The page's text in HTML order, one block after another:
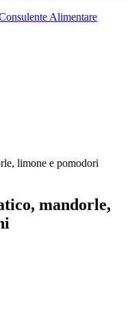
mandorle,